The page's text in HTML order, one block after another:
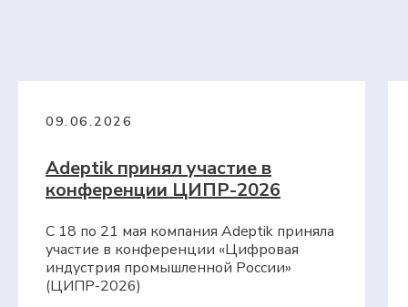
09.06.2026
Adeptik принял участие в
конференции ЦИПР-2026
С 18 по 21 мая компания Adeptik приняла
участие в конференции «Цифровая
индустрия промышленной России»
(ЦИПР-2026)
Я подтверждаю, что ознакомлен(а) и
соглашаюсь сполитикой в отношении
также даю своесогласие на обработку
и использование моих персональных
данных и соглашаюсь
получатьрекламную рассылку